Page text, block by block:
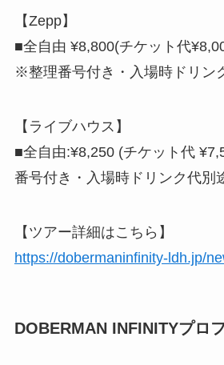
【Zepp】
■全自由 ¥8,800(チケット代
※整理番号付き・入場時ドリン
【ライブハウス】
■全自由:¥8,250 (チケット代
番号付き・入場時ドリンク代別
【ツアー詳細はこちら】
https://dobermaninfinity-ldh.jp/
DOBERMAN INFINITYプロ